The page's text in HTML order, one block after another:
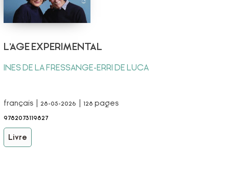
L'AGE EXPERIMENTAL
INES DE LA FRESSANGE-ERRI DE LUCA
français | 28-05-2026 | 128 pages
9782073119827
Livre